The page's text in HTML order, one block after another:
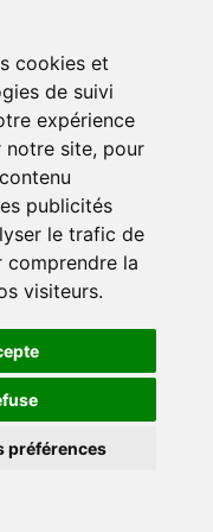
cookies et
de suivi
expérience
notre site, pour
publicités
le trafic de
la
visiteurs.
préférences